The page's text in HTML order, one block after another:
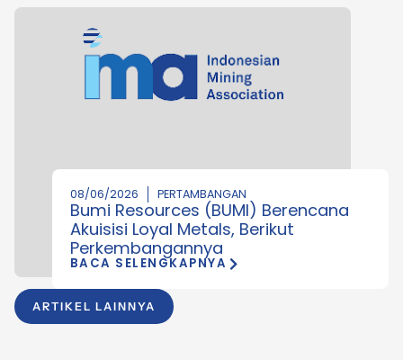
ARTIKEL LAINNYA
08/06/2026 PERTAMBANGAN
Bumi Resources (BUMI) Berencana
Akuisisi Loyal Metals, Berikut
Perkembangannya
BACA SELENGKAPNYA